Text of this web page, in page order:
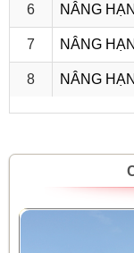
6 NÂNG
7 NÂNG
8 NÂNG